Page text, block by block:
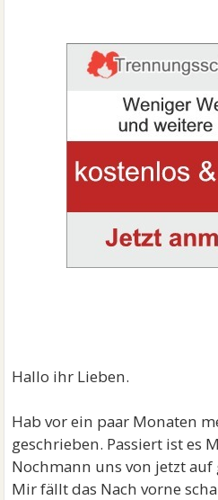
Hallo ihr Lieben.
Hab vor ein paar Monaten
geschrieben. Passiert ist es
Nochmann uns von jetzt auf
Mir fällt das Nach vorne